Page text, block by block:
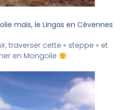
mais, le Lingas en Cévennes
traverser cette « steppe » et
en Mongolie